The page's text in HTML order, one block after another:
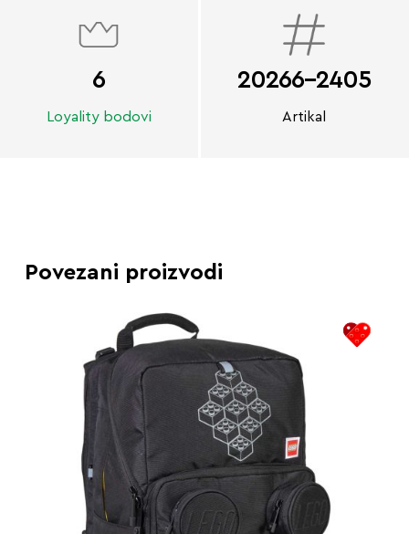
6
Loyality bodovi
20266-2405
Artikal
Povezani proizvodi